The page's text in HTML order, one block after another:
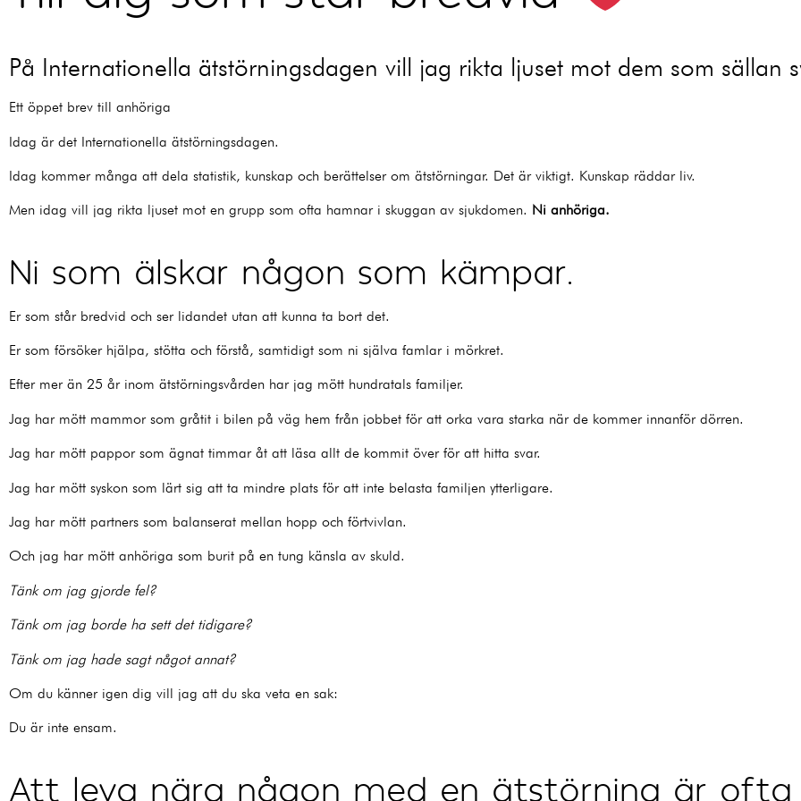
På Internationella ätstörningsdagen vill jag rikta ljuset mot dem som sällan
Ett öppet brev till anhöriga
Idag är det Internationella ätstörningsdagen.
Idag kommer många att dela statistik, kunskap och berättelser om ätstörningar. Det är viktigt. Kunskap räddar liv.
Men idag vill jag rikta ljuset mot en grupp som ofta hamnar i skuggan av sjukdomen. Ni anhöriga.
Ni som älskar någon som kämpar.
Er som står bredvid och ser lidandet utan att kunna ta bort det.
Er som försöker hjälpa, stötta och förstå, samtidigt som ni själva famlar i mörkret.
Efter mer än 25 år inom ätstörningsvården har jag mött hundratals familjer.
Jag har mött mammor som gråtit i bilen på väg hem från jobbet för att orka vara starka när de kommer innanför dörren.
Jag har mött pappor som ägnat timmar åt att läsa allt de kommit över för att hitta svar.
Jag har mött syskon som lärt sig att ta mindre plats för att inte belasta familjen ytterligare.
Jag har mött partners som balanserat mellan hopp och förtvivlan.
Och jag har mött anhöriga som burit på en tung känsla av skuld.
Tänk om jag gjorde fel?
Tänk om jag borde ha sett det tidigare?
Tänk om jag hade sagt något annat?
Om du känner igen dig vill jag att du ska veta en sak:
Du är inte ensam.
Att leva nära någon med en ätstörning är